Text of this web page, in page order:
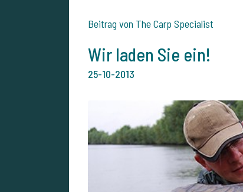
Beitrag von The Carp Specialist
Wir laden Sie ein!
25-10-2013